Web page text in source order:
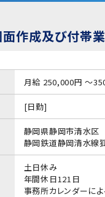
面作成及び付
月給 250,000円 ～
[日勤]
静岡県静岡市清水区
静岡鉄道静岡清水線
土日休み
年間休日121日
事務所カレンダーによ